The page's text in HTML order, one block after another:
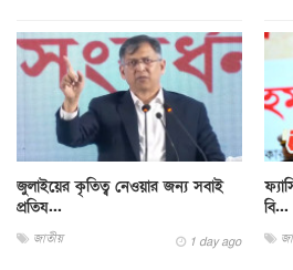
জুলাইয়ের কৃতিত্ব নেওয়ার জন্য সবাই
প্রতিয...
জাতীয় 1 day ago
বি...